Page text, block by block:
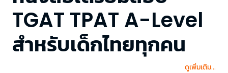
TGAT TPAT A-Level
สำหรับเด็กไทยทุกคน
ดูเพิ่มเติม...